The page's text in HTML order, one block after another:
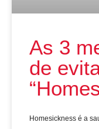
As 3
de
Homesickness é a